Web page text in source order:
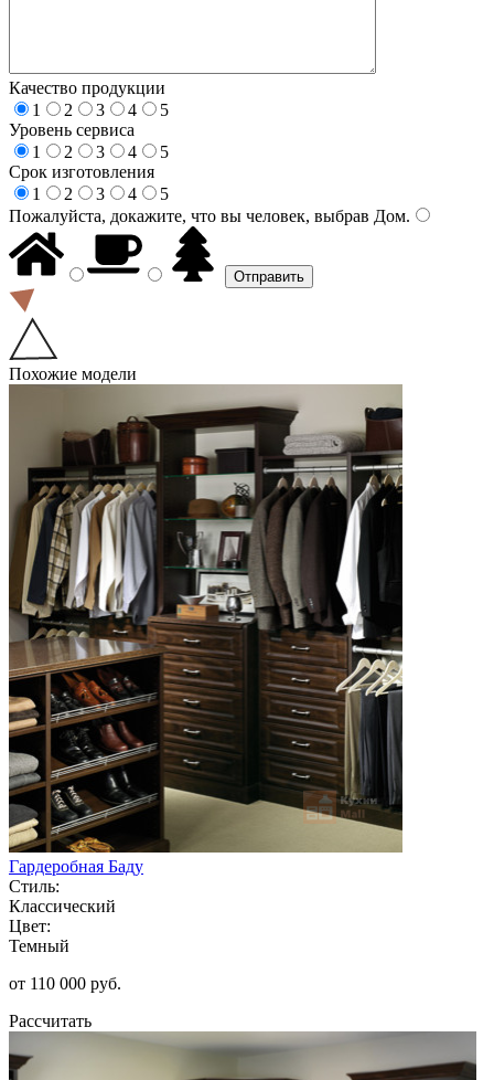
Качество продукции
1
2 3 4
5
Уровень сервиса
1
2 3 4
5
Срок изготовления
1
2 3 4
5
Пожалуйста, докажите, что вы человек, выбрав Дом.
Похожие модели
Гардеробная Баду
Стиль:
Классический
Цвет:
Темный
от 110 000 руб.
Рассчитать